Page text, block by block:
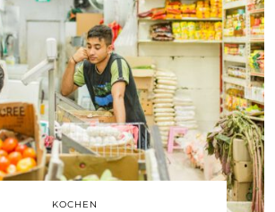
KOCHEN